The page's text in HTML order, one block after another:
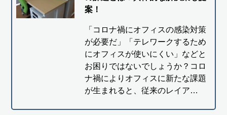
案！
「コロナ禍にオフィスの感染対策
が必要だ」「テレワークするため
にオフィスが使いにくい」などと
お困りではないでしょうか？コロ
ナ禍によりオフィスに新たな課題
が生まれると、従来のレイア…